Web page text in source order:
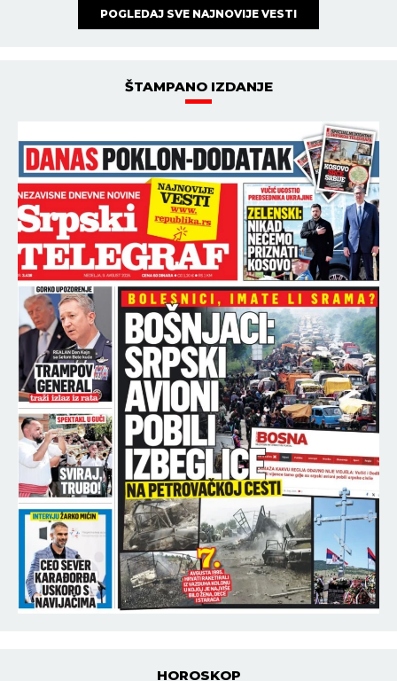
POGLEDAJ SVE NAJNOVIJE VESTI
ŠTAMPANO IZDANJE
HOROSKOP